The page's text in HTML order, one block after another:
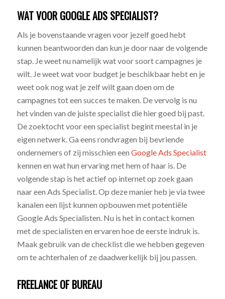
WAT VOOR GOOGLE ADS SPECIALIST?
Als je bovenstaande vragen voor jezelf goed hebt
kunnen beantwoorden dan kun je door naar de volgende
stap. Je weet nu namelijk wat voor soort campagnes je
wilt. Je weet wat voor budget je beschikbaar hebt en je
weet ook nog wat je zelf wilt gaan doen om de
campagnes tot een succes te maken. De vervolg is nu
het vinden van de juiste specialist die hier goed bij past.
De zoektocht voor een specialist begint meestal in je
eigen netwerk. Ga eens rondvragen bij bevriende
ondernemers of zij misschien een Google Ads Specialist
kennen en wat hun ervaring met hem of haar is. De
volgende stap is het actief op internet op zoek gaan
naar een Ads Specialist. Op deze manier heb je via twee
kanalen een lijst kunnen opbouwen met potentiële
Google Ads Specialisten. Nu is het in contact komen
met de specialisten en ervaren hoe de eerste indruk is.
Maak gebruik van de checklist die we hebben gegeven
om te achterhalen of ze daadwerkelijk bij jou passen.
FREELANCE OF BUREAU